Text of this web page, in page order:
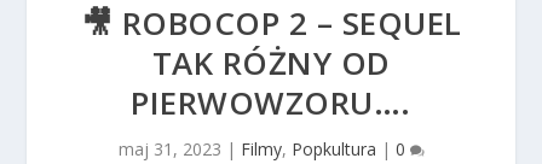
🎥 ROBOCOP 2 – SEQUEL
TAK RÓŻNY OD
PIERWOWZORU….
maj 31, 2023 | Filmy, Popkultura | 0